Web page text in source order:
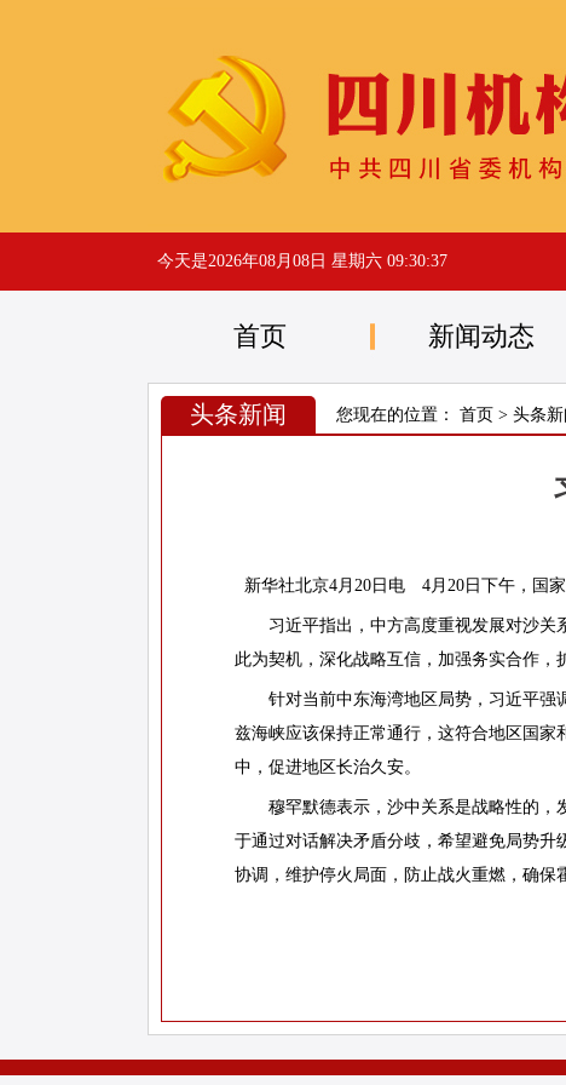
今天是2026年08月08日 星期六 09:30:37
首页 新闻动态
头条新闻 您现在的位置： 首页 > 头条新
新华社北京4月20日电 4月20日下午，国
习近平指出，中方高度重视发展对沙关系
此为契机，深化战略互信，加强务实合作，
针对当前中东海湾地区局势，习近平强调
兹海峡应该保持正常通行，这符合地区国
中，促进地区长治久安。
穆罕默德表示，沙中关系是战略性的，发
于通过对话解决矛盾分歧，希望避免局势
协调，维护停火局面，防止战火重燃，确保